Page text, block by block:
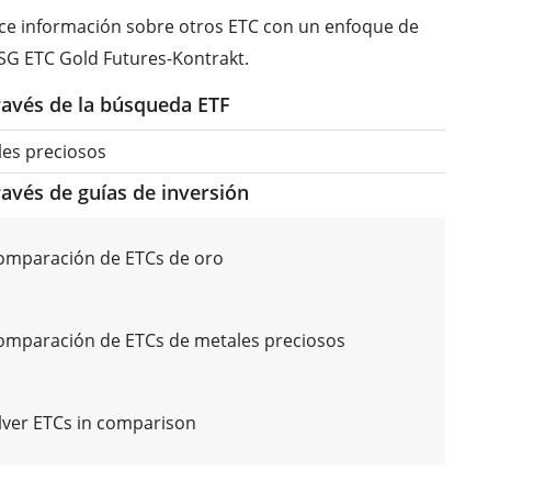
información sobre otros ETC con un enfoque de
ETC Gold Futures-Kontrakt.
de la búsqueda ETF
preciosos
de guías de inversión
de ETCs de oro
de ETCs de metales preciosos
ETCs in comparison